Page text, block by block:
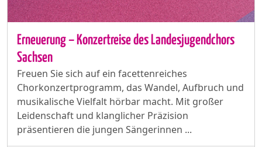
Erneuerung – Konzertreise des Landesjugendchors
Sachsen
Freuen Sie sich auf ein facettenreiches
Chorkonzertprogramm, das Wandel, Aufbruch und
musikalische Vielfalt hörbar macht. Mit großer
Leidenschaft und klanglicher Präzision
präsentieren die jungen Sängerinnen ...